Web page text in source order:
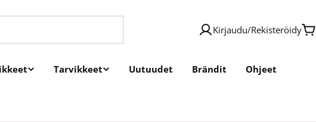
Kirjaudu/Rekisteröidy
Tarvikkeet Uutuudet Brändit Ohjeet